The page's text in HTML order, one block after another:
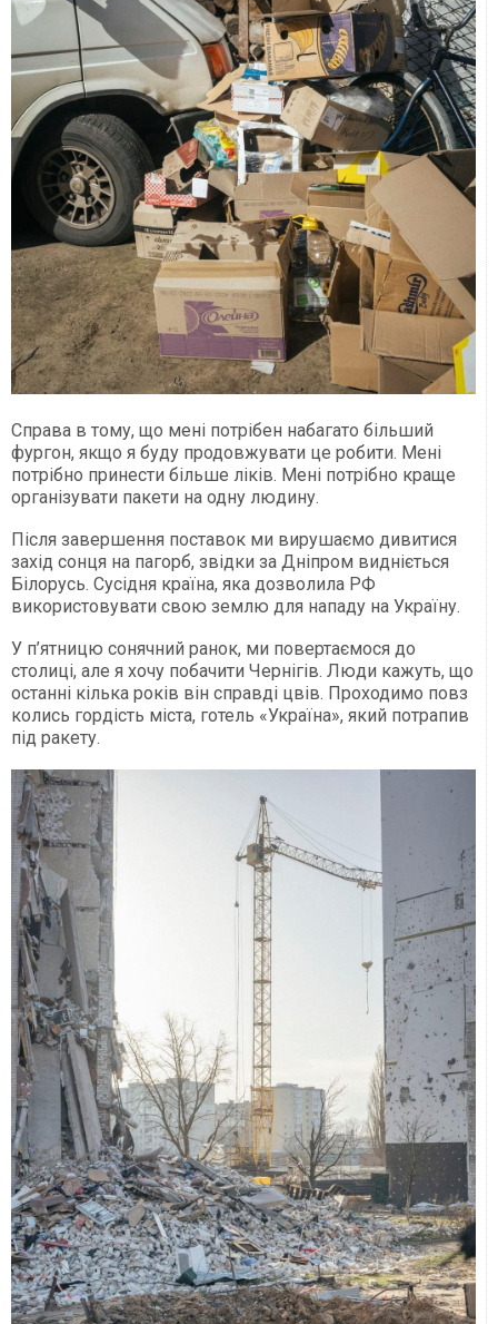
Справа в тому, що мені потрібен набагато більший
фургон, якщо я буду продовжувати це робити. Мені
потрібно принести більше ліків. Мені потрібно краще
організувати пакети на одну людину.
Після завершення поставок ми вирушаємо дивитися
захід сонця на пагорб, звідки за Дніпром видніється
Білорусь. Сусідня країна, яка дозволила РФ
використовувати свою землю для нападу на Україну.
У п’ятницю сонячний ранок, ми повертаємося до
столиці, але я хочу побачити Чернігів. Люди кажуть, що
останні кілька років він справді цвів. Проходимо повз
колись гордість міста, готель «Україна», який потрапив
під ракету.